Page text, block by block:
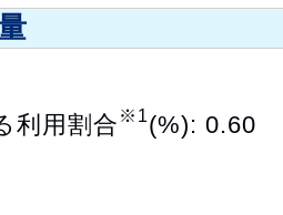
利用割合 ※1(%): 0.60